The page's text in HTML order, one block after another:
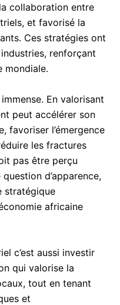
collaboration entre
et favorisé la
Ces stratégies ont
renforçant
mondiale.
En valorisant
peut accélérer son
favoriser l’émergence
les fractures
pas être perçu
d’apparence,
stratégique
africaine
c’est aussi investir
qui valorise la
tout en tenant
et